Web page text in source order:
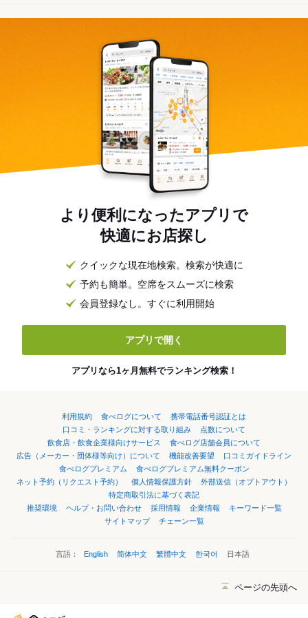
より便利になったアプリで
快適にお店探し
クイックな現在地検索。検索が快適に
予約も簡単。空席をスムーズに検索
会員登録なし。すぐに利用開始
アプリで開く
アプリなら1ヶ月無料でランキング検索！
利用規約 食べログについて
携帯電話番号認証とは
口コミ・ランキングに対する取り組み
点数について
飲食店・飲食企業様向けサービス
食べログ店舗会員について
広告（メーカー・団体様等向け）について
機能改善要望
口コミガイドライン
食べログプレミアム
食べログプレミアム無料クーポン
ネット予約（リクエスト予約）
個人情報保護方針
外部送信（オプトアウト）
特定商取引法に基づく表記
推奨環境
ヘルプ・お問い合わせ 採用情報 企業情報
キーワード一覧
サイトマップ
チェーン一覧
言語： English 简体中文 繁體中文 한국어 日本語
ページの先頭へ